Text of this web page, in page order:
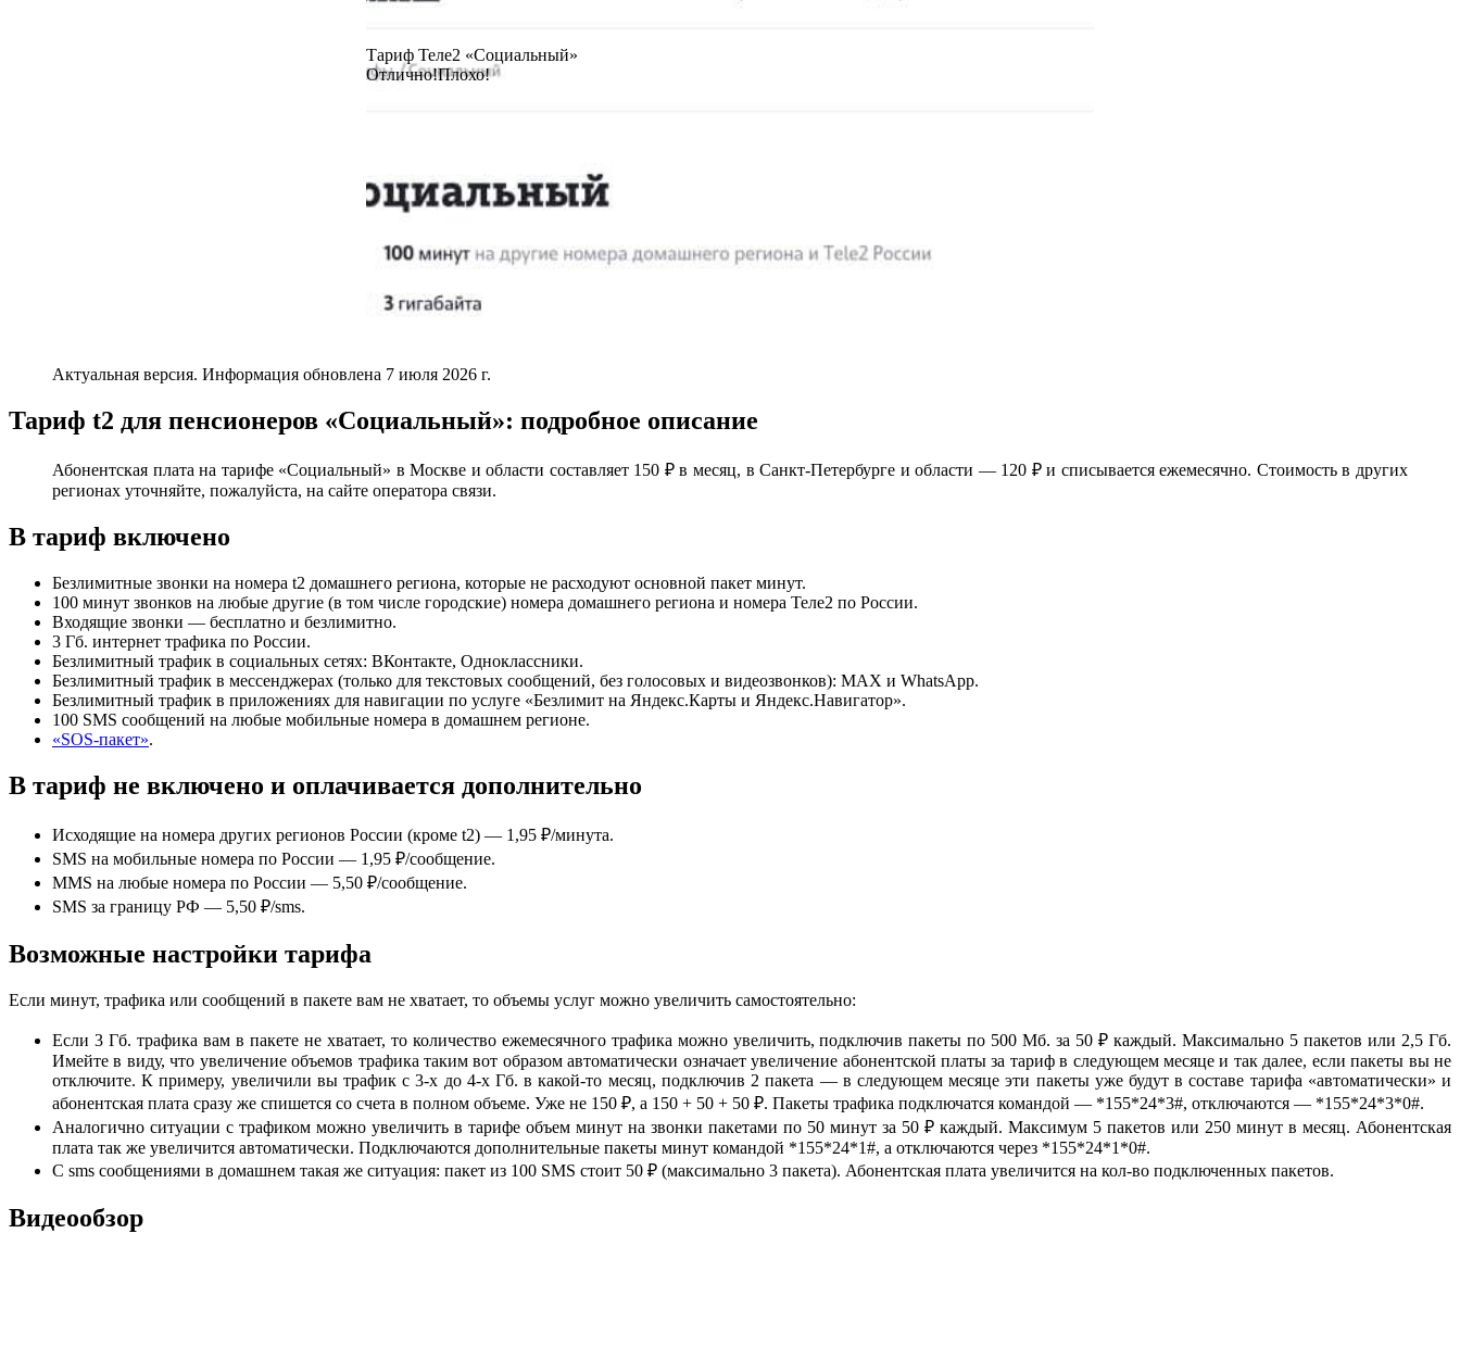
Тариф Теле2 «Социальный»
Отлично!Плохо!
Актуальная версия. Информация обновлена 7 июля 2026 г.
Тариф t2 для пенсионеров «Социальный»: подробное описание
Абонентская плата на тарифе «Социальный» в Москве и области составляет 150 ₽ в месяц, в Санкт-Петербурге и области — 120 ₽ и списывается ежемесячно. Стоимость в других
регионах уточняйте, пожалуйста, на сайте оператора связи.
В тариф включено
Безлимитные звонки на номера t2 домашнего региона, которые не расходуют основной пакет минут.
100 минут звонков на любые другие (в том числе городские) номера домашнего региона и номера Теле2 по России.
Входящие звонки — бесплатно и безлимитно.
3 Гб. интернет трафика по России.
Безлимитный трафик в социальных сетях: ВКонтакте, Одноклассники.
Безлимитный трафик в мессенджерах (только для текстовых сообщений, без голосовых и видеозвонков): MAX и WhatsApp.
Безлимитный трафик в приложениях для навигации по услуге «Безлимит на Яндекс.Карты и Яндекс.Навигатор».
100 SMS сообщений на любые мобильные номера в домашнем регионе.
«SOS-пакет».
В тариф не включено и оплачивается дополнительно
Исходящие на номера других регионов России (кроме t2) — 1,95 ₽/минута.
SMS на мобильные номера по России — 1,95 ₽/сообщение.
MMS на любые номера по России — 5,50 ₽/сообщение.
SMS за границу РФ — 5,50 ₽/sms.
Возможные настройки тарифа
Если минут, трафика или сообщений в пакете вам не хватает, то объемы услуг можно увеличить самостоятельно:
Если 3 Гб. трафика вам в пакете не хватает, то количество ежемесячного трафика можно увеличить, подключив пакеты по 500 Мб. за 50 ₽ каждый. Максимально 5 пакетов или 2,5 Гб.
Имейте в виду, что увеличение объемов трафика таким вот образом автоматически означает увеличение абонентской платы за тариф в следующем месяце и так далее, если пакеты вы не
отключите. К примеру, увеличили вы трафик с 3-х до 4-х Гб. в какой-то месяц, подключив 2 пакета — в следующем месяце эти пакеты уже будут в составе тарифа «автоматически» и
абонентская плата сразу же спишется со счета в полном объеме. Уже не 150 ₽, а 150 + 50 + 50 ₽. Пакеты трафика подключатся командой — *155*24*3#, отключаются — *155*24*3*0#.
Аналогично ситуации с трафиком можно увеличить в тарифе объем минут на звонки пакетами по 50 минут за 50 ₽ каждый. Максимум 5 пакетов или 250 минут в месяц. Абонентская
плата так же увеличится автоматически. Подключаются дополнительные пакеты минут командой *155*24*1#, а отключаются через *155*24*1*0#.
С sms сообщениями в домашнем такая же ситуация: пакет из 100 SMS стоит 50 ₽ (максимально 3 пакета). Абонентская плата увеличится на кол-во подключенных пакетов.
Видеообзор